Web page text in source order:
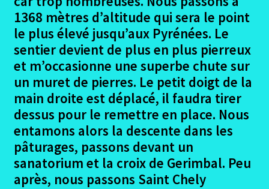
Condom – Ferme du Barry
Ferme du Barry – Artix
Artix – Ostabat
Ostabat – St Jean Pied de Port
St jean pied de Port – Larrasoana
Larrasoana – Estella
1368 mètres d’altitude qui sera le point
le plus élevé jusqu’aux Pyrénées. Le
sentier devient de plus en plus pierreux
et m’occasionne une superbe chute sur
un muret de pierres. Le petit doigt de la
main droite est déplacé, il faudra tirer
dessus pour le remettre en place. Nous
entamons alors la descente dans les
pâturages, passons devant un
sanatorium et la croix de Gerimbal. Peu
après, nous passons Saint Chely